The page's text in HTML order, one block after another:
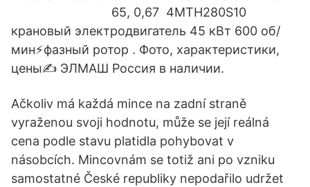
65, 0,67 4МТН280S10
крановый электродвигатель 45 кВт 600 об/
мин⚡фазный ротор . Фото, характеристики,
цены✍ ЭЛМАШ Россия в наличии.
Ačkoliv má každá mince na zadní straně
vyraženou svoji hodnotu, může se její reálná
cena podle stavu platidla pohybovat v
násobcích. Mincovnám se totiž ani po vzniku
samostatné České republiky nepodařilo udržet